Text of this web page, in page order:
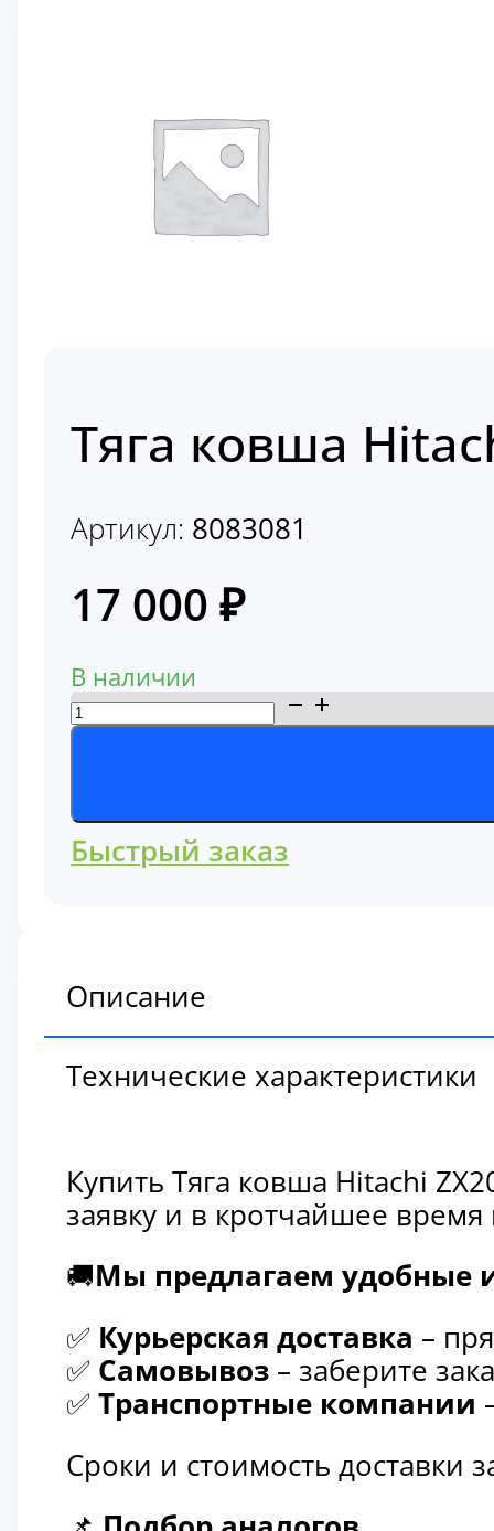
Тяга ковша
Артикул: 8083081
17 000 ₽
В наличии
Количество
товара
ковша
Hitachi
ZX200
Быстрый заказ
Описание
Технические характеристики
Купить Тяга ковша Hitachi
заявку и в кротчайшее
🚚Мы предлагаем удобные
✅ Курьерская доставка –
✅ Самовывоз – заберите
✅ Транспортные компании
Сроки и стоимость доставки